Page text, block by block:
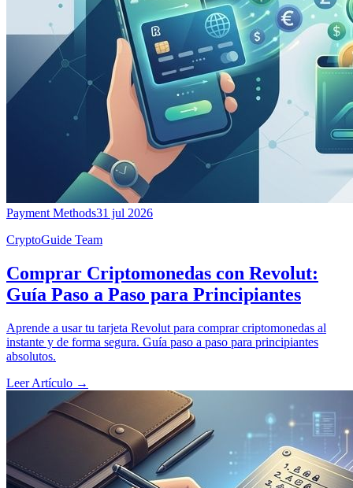
Payment Methods31 jul 2026
CryptoGuide Team
Comprar Criptomonedas con Revolut:
Guía Paso a Paso para Principiantes
Aprende a usar tu tarjeta Revolut para comprar criptomonedas al
instante y de forma segura. Guía paso a paso para principiantes
absolutos.
Leer Artículo →